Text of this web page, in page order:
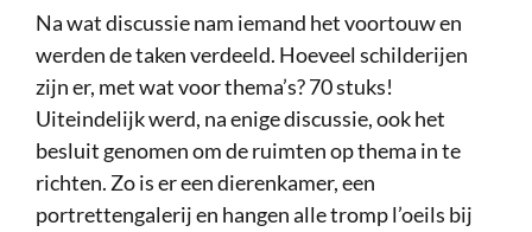
Na wat discussie nam iemand het voortouw en
werden de taken verdeeld. Hoeveel schilderijen
zijn er, met wat voor thema’s? 70 stuks!
Uiteindelijk werd, na enige discussie, ook het
besluit genomen om de ruimten op thema in te
richten. Zo is er een dierenkamer, een
portrettengalerij en hangen alle tromp l’oeils bij